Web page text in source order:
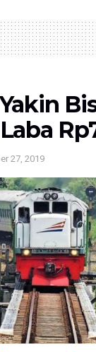
27, 2019